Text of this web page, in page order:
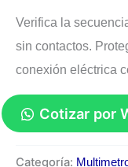
Verifica la
sin contactos.
conexión eléctrica
Cotizar por
Categoría: